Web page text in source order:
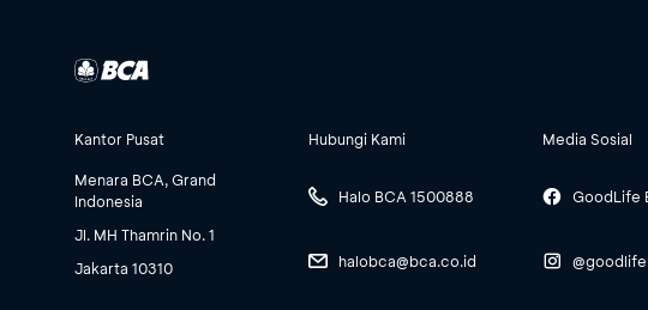
Kantor Pusat
Menara BCA, Grand
Indonesia
Jl. MH Thamrin No. 1
Jakarta 10310
Hubungi Kami
Halo BCA 1500888
halobca@bca.co.id
Media Sosial
GoodLife